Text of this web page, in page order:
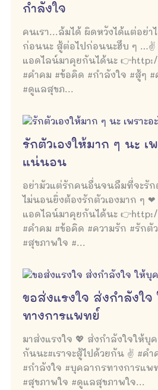
กำลังใจ
คนเรา...ล้มได้ ผิดหวังได้แต่อย่า
ก่อนนะ สู้ต่อไปก่อนนะฮึบ ๆ …✌
แอดไลน์มาคุยกันได้นะ
#คำคม #ข้อคิด #กำลังใจ #สู้ๆ #
#ดูแลสุขภ...
รักตัวเองให้มาก ๆ นะ เพ
แน่นอน
อย่ามัวแต่รักคนอื่นจนลืมที่จะรัก
ไม่นอนยิ่งต้องรักตัวเองมาก ๆ ❤
แอดไลน์มาคุยกันได้นะ
#คำคม #ข้อคิด #ความรัก #รักตัว
#สุขภาพใจ #...
ขอส่งแรงใจ ส่งกำลังใ
ทางการแพทย์
มาส่งแรงใจ 💖 ส่งกำลังใจให้บุ
กันนะ#เราจะสู้ไปด้วยกัน ✌ #คำ
#กำลังใจ #บุคลากรทางการแพ
#สุขภาพใจ #ดูแลสุขภาพใจ...